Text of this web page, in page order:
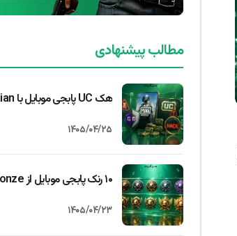
مطالب پیشنهادی
هک UC پابجی موبایل با Game Guardian واقعیت دارد؟ بررسی کامل حقیقت یا کلاهبرداری
۱۴۰۵/۰۴/۲۵
۱۰ رنک پابجی موبایل از Bronze تا Conqueror + راهنمای کامل رسیدن به کانکرر (۲۰۲۶)
۱۴۰۵/۰۴/۲۳